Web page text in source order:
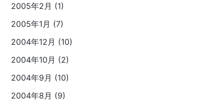
2005年2月 (1)
2005年1月 (7)
2004年12月 (10)
2004年10月 (2)
2004年9月 (10)
2004年8月 (9)